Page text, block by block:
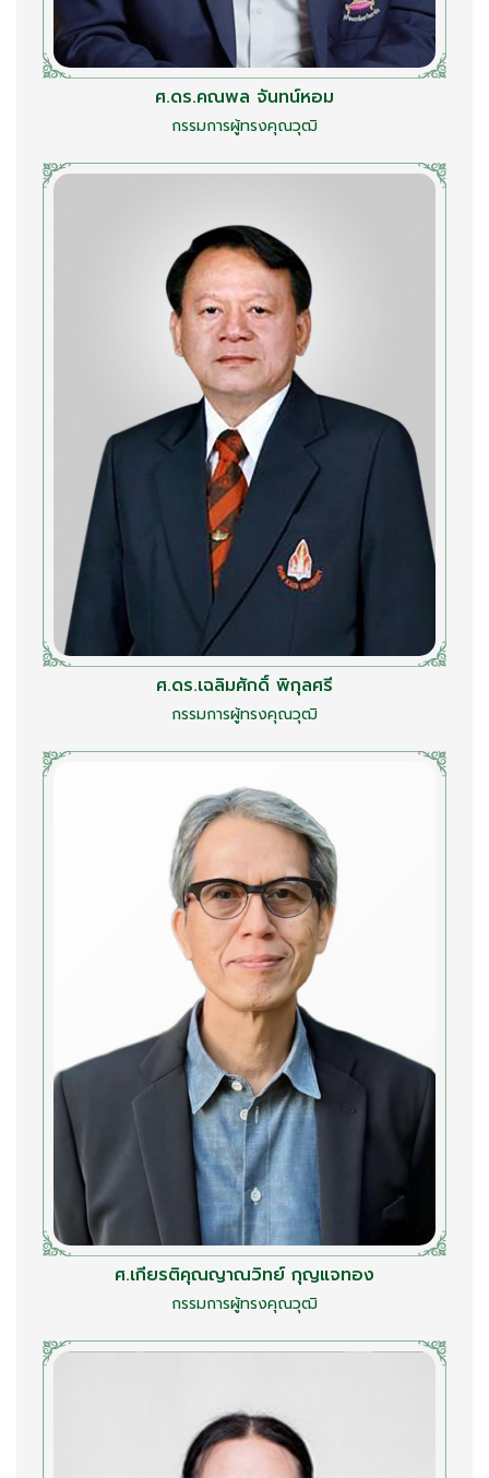
ศ.ดร.คณพล จันทน์หอม
กรรมการผู้ทรงคุณวุฒิ
ศ.ดร.เฉลิมศักดิ์ พิกุลศรี
กรรมการผู้ทรงคุณวุฒิ
ศ.เกียรติคุณญาณวิทย์ กุญแจทอง
กรรมการผู้ทรงคุณวุฒิ